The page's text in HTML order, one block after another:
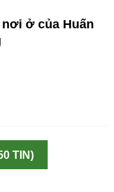
ở của Huấn
TIN)